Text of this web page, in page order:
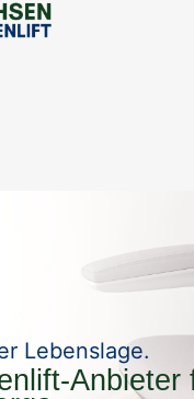
Lebenslage.
Anbieter